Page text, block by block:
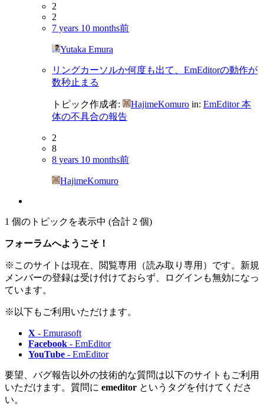
2
2
7 years 10 months前
Yutaka Emura
リングカーソルか何度も出て、EmEditorの動作が
数秒止まる
トピック作成者: HajimeKomuro in: EmEditor 本
体の不具合の報告
2
8
8 years 10 months前
HajimeKomuro
1 個のトピックを表示中 (合計 2 個)
フォーラムへようこそ！
※このサイトは現在、閲覧専用（読み取り専用）です。新規
メンバーの登録は受け付けておらず、ログインも無効になっ
ています。
※以下もご利用いただけます。
X - Emurasoft
Facebook - EmEditor
YouTube - EmEditor
要望、バグ報告以外の技術的な質問は以下のサイトもご利用
いただけます。質問に emeditor というタグを付けてくださ
い。